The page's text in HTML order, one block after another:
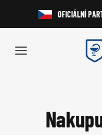
obsah
OFICIÁLNÍ
Toggle
HGH a Peptidy